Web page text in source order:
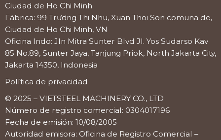
Ciudad de Ho Chi Minh
Fábrica: 99 Trương Thi Nhu, Xuan Thoi Son comuna de,
Ciudad de Ho Chi Minh, VN
Oficina Indo: Jln Mitra Sunter Blvd Jl. Yos Sudarso Kav
85 No.89, Sunter Jaya, Tanjung Priok, North Jakarta City,
Jakarta 14350, Indonesia
Política de privacidad
© 2025 – VIETSTEEL MACHINERY CO., LTD
Número de registro comercial: 0304017196
Fecha de emisión: 10/08/2005
Autoridad emisora: Oficina de Registro Comercial –